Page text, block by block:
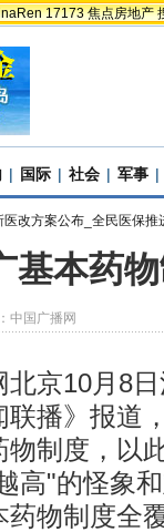
17173 焦点房地产
| 国际 | 社会 | 军事 |
医改方案公布_全民医保推
基本药
中国广播网
10月8日
联播》报道
物制度，以
高"的怪象
物制度全覆